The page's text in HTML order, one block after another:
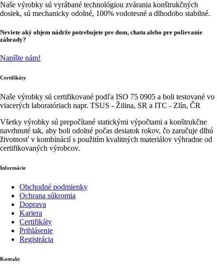
Naše výrobky sú vyrábané technológiou zvárania konštrukčných
dosiek, sú mechanicky odolné, 100% vodotesné a dlhodobo stabilné.
Neviete aký objem nádrže potrebujete pre dom, chatu alebo pre polievanie
záhrady?
Napíšte nám!
Certifikáty
Naše výrobky sú certifikované podľa ISO 75 0905 a boli testované vo
viacerých laboratóriach napr. TSUS - Žilina, SR a ITC - Zlín, ČR
Všetky výrobky sú prepočítané statickými výpočtami a konštrukčne
navrhnuté tak, aby boli odolné počas desiatok rokov, čo zaručuje dlhú
životnosť v kombinácií s použitím kvalitných materiálov výhradne od
certifikovaných výrobcov.
Informácie
Obchodné podmienky
Ochrana súkromia
Doprava
Kariera
Certifikáty
Prihlásenie
Registrácia
Kontakt